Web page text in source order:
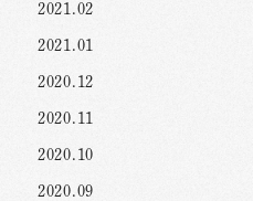
2021.02
2021.01
2020.12
2020.11
2020.10
2020.09